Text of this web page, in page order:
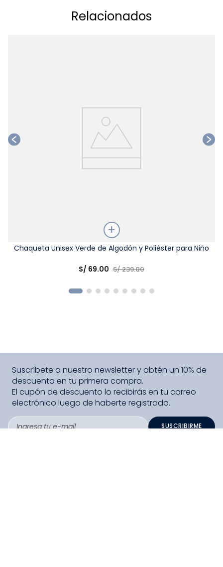
Relacionados
Talla
Chaqueta Unisex Verde de Algodón y Poliéster para Niño
S/ 69.00 S/239.00
Suscríbete a nuestro newsletter y obtén un 10% de
descuento en tu primera compra.
El cupón de descuento lo recibirás en tu correo
electrónico luego de haberte registrado.
SUSCRIBIRME